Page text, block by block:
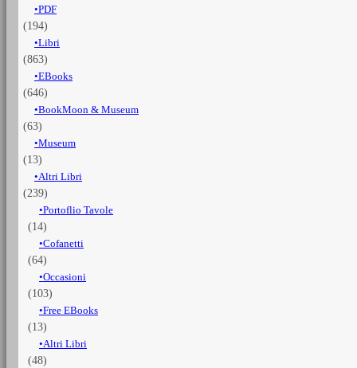
(REMAINDER)
quantità
PDF
(194)
Libri
(863)
EBooks
(646)
BookMoon & Museum
(63)
Museum
(13)
Altri Libri
(239)
Portoflio Tavole
(14)
Cofanetti
(64)
Occasioni
(103)
Free EBooks
(13)
Altri Libri
(48)